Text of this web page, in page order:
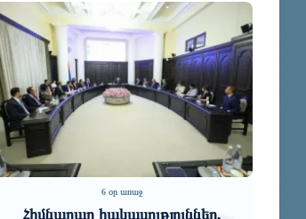
6 օր առաջ
Հիմնարար հակասություններ,